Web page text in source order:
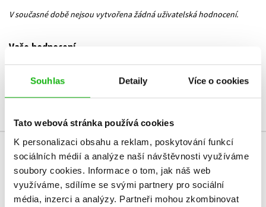
Souhlas Detaily Více o cookies
Tato webová stránka používá cookies
K personalizaci obsahu a reklam, poskytování funkcí
sociálních médií a analýze naší návštěvnosti využíváme
soubory cookies. Informace o tom, jak náš web
využíváme, sdílíme se svými partnery pro sociální
média, inzerci a analýzy. Partneři mohou zkombinovat
V současné době nejsou vytvořena žádná uživatelská hodnocení.
Vaše hodnocení
Uživatelskou recenzi mohou vkládat pouze registrovaní uživatelé
Přihlásit
MOHLO BY VÁS TAKÉ ZAJÍMAT